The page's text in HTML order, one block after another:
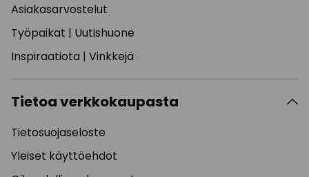
Asiakasarvostelut
Työpaikat | Uutishuone
Inspiraatiota | Vinkkejä
Tietoa verkkokaupasta
Tietosuojaseloste
Yleiset käyttöehdot